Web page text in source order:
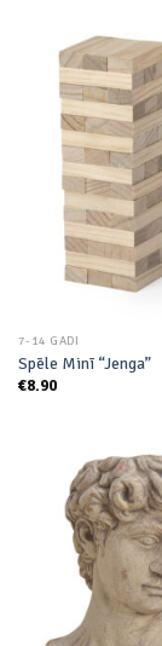
7-14 GADI
Spēle Minī “Jenga”
€8.90